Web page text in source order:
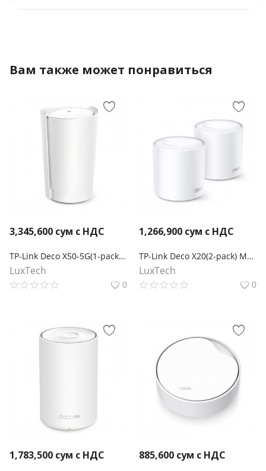
Вам также может понравиться
3,345,600 сум с НДС
TP-Link Deco X50-5G(1-pack) Mesh-система AX3000 Wi-Fi 6
LuxTech
0
1,266,900 сум с НДС
TP-Link Deco X20(2-pack) Mesh-система AX1800
LuxTech
0
1,783,500 сум с НДС 885,600 сум с НДС